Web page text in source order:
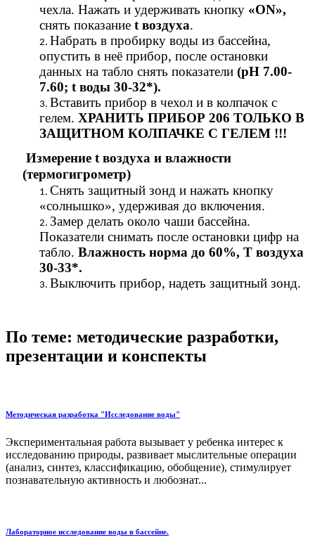
чехла. Нажать и удерживать кнопку «ON»,
снять показание t воздуха.
Набрать в пробирку воды из бассейна,
опустить в неё прибор, после остановки
данных на табло снять показатели (рН 7.00-
7.60; t воды 30-32*).
Вставить прибор в чехол и в колпачок с
гелем. ХРАНИТЬ ПРИБОР 206 ТОЛЬКО В
ЗАЩИТНОМ КОЛПАЧКЕ С ГЕЛЕМ !!!
Измерение t воздуха и влажности
(термогигрометр)
Снять защитный зонд и нажать кнопку
«солнышко», удерживая до включения.
Замер делать около чаши бассейна.
Показатели снимать после остановки цифр на
табло. Влажность норма до 60%, Т воздуха
30-33*.
Выключить прибор, надеть защитный зонд.
По теме: методические разработки,
презентации и конспекты
Методическая разработка "Исследование воды"
Экспериментальная работа вызывает у ребенка интерес к
исследованию природы, развивает мыслительные операции
(анализ, синтез, классификацию, обобщение), стимулирует
познавательную активность и любознат...
Лабораторное исследование воды в бассейне.